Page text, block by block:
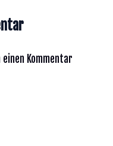
einen Kommentar